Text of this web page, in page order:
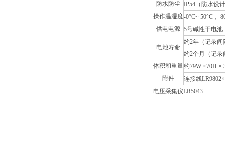
防水防尘 IP54（防水设
操作温湿度-0°C~ 50°C，
供电电源 5号碱性干电池
电池寿命
约2年（记录间
约2个月（记录
体积和重量约79W ×70H ×
附件
连接线
电压采集仪LR5043